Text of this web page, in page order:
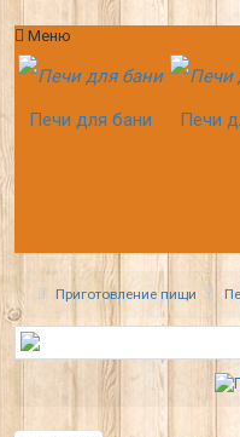
Меню
Печи для бани
Печи
Приготовление пищи